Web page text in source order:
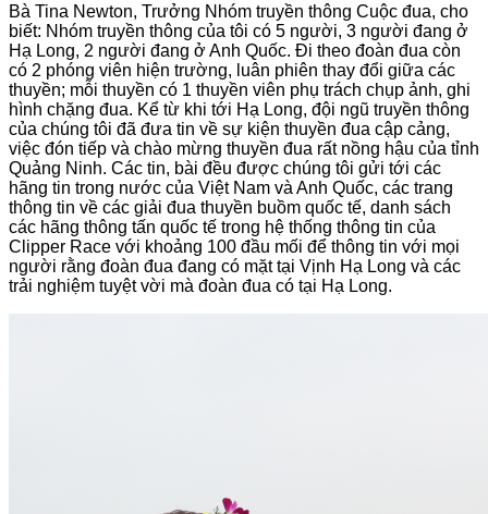
Bà Tina Newton, Trưởng Nhóm truyền thông Cuộc đua, cho
biết: Nhóm truyền thông của tôi có 5 người, 3 người đang ở
Hạ Long, 2 người đang ở Anh Quốc. Đi theo đoàn đua còn
có 2 phóng viên hiện trường, luân phiên thay đổi giữa các
thuyền; mỗi thuyền có 1 thuyền viên phụ trách chụp ảnh, ghi
hình chặng đua. Kể từ khi tới Hạ Long, đội ngũ truyền thông
của chúng tôi đã đưa tin về sự kiện thuyền đua cập cảng,
việc đón tiếp và chào mừng thuyền đua rất nồng hậu của tỉnh
Quảng Ninh. Các tin, bài đều được chúng tôi gửi tới các
hãng tin trong nước của Việt Nam và Anh Quốc, các trang
thông tin về các giải đua thuyền buồm quốc tế, danh sách
các hãng thông tấn quốc tế trong hệ thống thông tin của
Clipper Race với khoảng 100 đầu mối để thông tin với mọi
người rằng đoàn đua đang có mặt tại Vịnh Hạ Long và các
trải nghiệm tuyệt vời mà đoàn đua có tại Hạ Long.